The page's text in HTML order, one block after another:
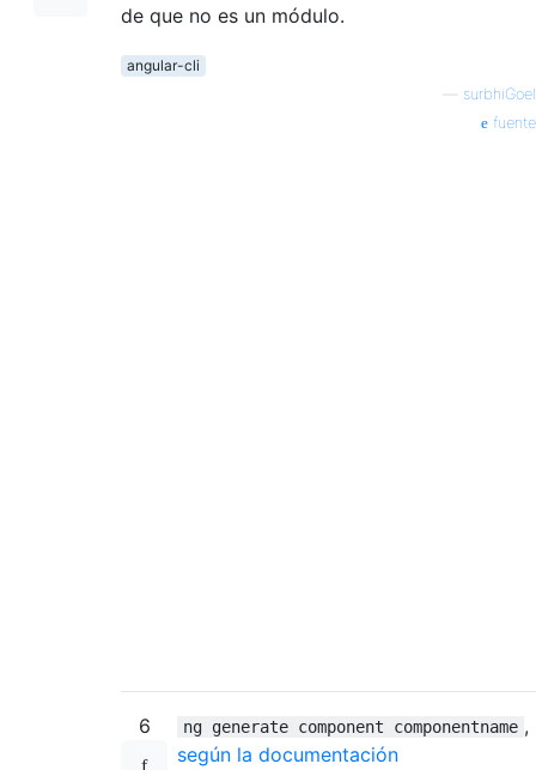
de que no es un módulo.
angular-cli
surbhiGoel
fuente
6 ng generate component componentname ,
según la documentación